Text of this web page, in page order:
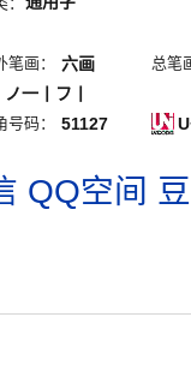
笔画： 六画
总笔
一丨フ丨
号码： 51127
QQ空间